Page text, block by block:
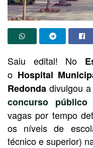
Saiu edital! No
o Hospital
Redonda divulgou
concurso público
vagas por tempo
os níveis de
técnico e superior)